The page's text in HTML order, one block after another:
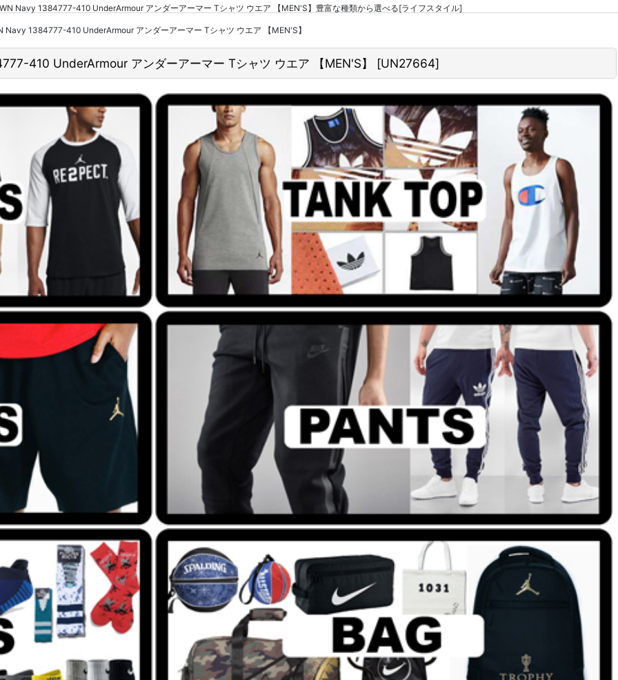
Navy 1384777-410 UnderArmour アンダーアーマー Tシャツ ウエア 【MEN'S】豊富な種類から選べる[ライフスタイル]
Navy 1384777-410 UnderArmour アンダーアーマー Tシャツ ウエア 【MEN'S】
410 UnderArmour アンダーアーマー Tシャツ ウエア 【MEN'S】 [UN27664]